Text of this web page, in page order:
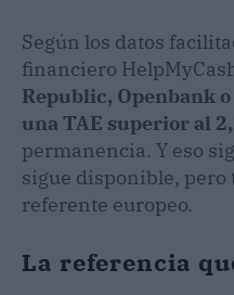
Según los datos
financiero
Republic, Openbank
una TAE superior al
permanencia. Y eso
sigue disponible, pero
referente europeo.
La referencia